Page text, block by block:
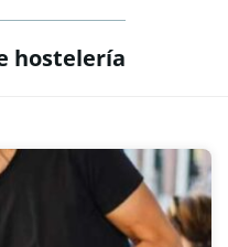
hostelería